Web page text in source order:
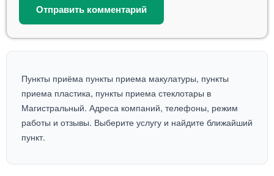
Пункты приёма пункты приема макулатуры, пункты
приема пластика, пункты приема стеклотары в
Магистральный. Адреса компаний, телефоны, режим
работы и отзывы. Выберите услугу и найдите ближайший
пункт.